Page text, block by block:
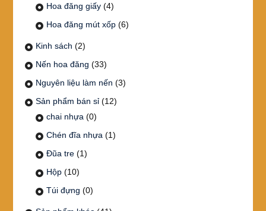
Hoa đăng giấy (4)
Hoa đăng mút xốp (6)
Kinh sách (2)
Nến hoa đăng (33)
Nguyên liệu làm nến (3)
Sản phẩm bán sỉ (12)
chai nhựa (0)
Chén đĩa nhựa (1)
Đũa tre (1)
Hộp (10)
Túi đựng (0)